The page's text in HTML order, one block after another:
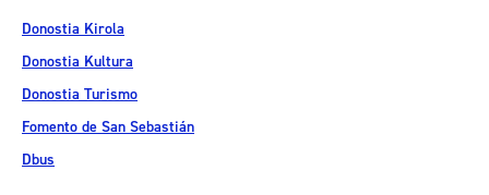
Donostia Kirola
Donostia Kultura
Donostia Turismo
Fomento de San Sebastián
Dbus